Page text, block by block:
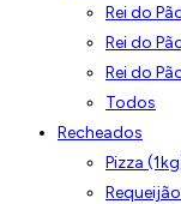
Rei do
Rei do
Rei do
Todos
Recheados
Pizza